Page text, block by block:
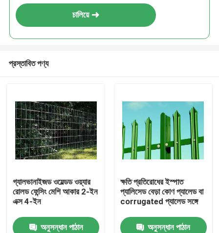
চালিয়ে
প্রস্তাবিত পণ্য
গ্যালভানাইজড ওয়েল্ডড ওয়্যার
রোলড ফেন্সিং মেশি আকার 2-ইন
এক্স 4-ইন
অনুসন্ধান পাঠান
ক্ষতি প্রতিরোধের ইস্পাত
প্যালিসেড বেড়া কোণ প্যালেড বা
corrugated প্যালেড সঙ্গে
অনুসন্ধান পাঠান